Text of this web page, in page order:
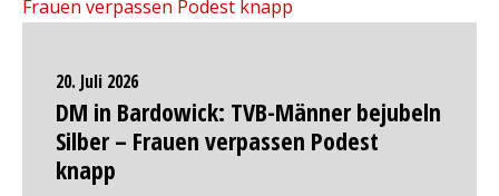
20. Juli 2026
DM in Bardowick: TVB-Männer bejubeln
Silber – Frauen verpassen Podest
knapp